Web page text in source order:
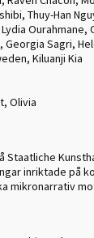
Thuy-Han
Ourahmane,
Georgia Sagri,
Kiluanji Kia
Olivia
Staatliche
inriktade på
mikronarrativ